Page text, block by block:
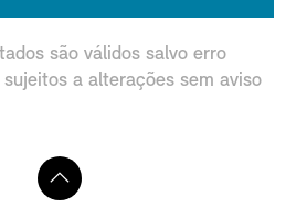
são válidos salvo erro
a alterações sem aviso